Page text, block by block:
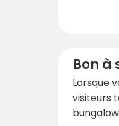
Bon à
Lorsque
visiteurs